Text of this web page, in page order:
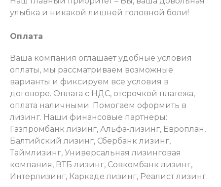
улыбка и никакой лишней головной боли!
Оплата
Ваша компания оглашает удобные условия
оплаты, мы рассматриваем возможные
варианты и фиксируем все условия в
договоре. Оплата с НДС, отсрочкой платежа,
оплата наличными. Помогаем оформить в
лизинг. Наши финансовые партнеры:
Газпромбанк лизинг, Альфа-лизинг, Европлан,
Балтийский лизинг, Сбербанк лизинг,
Таймлизинг, Универсальная лизинговая
компания, ВТБ лизинг, Совкомбанк лизинг,
Интерлизинг, Каркаде лизинг, Реалист лизинг.